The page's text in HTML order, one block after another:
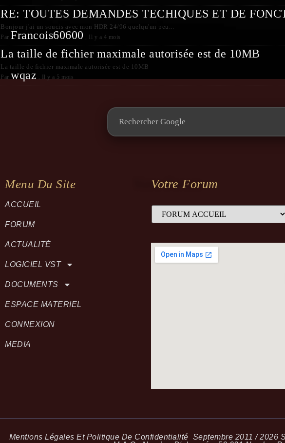
RE: TOUTES DEMANDES TECHIQUES ET DE
Bonjour j'ai un soucis avec mon HDR 24/96 quelqu'un peu...
Par Francois60600 , Il y a 4 mois
La taille de fichier maximale autorisée est de 10MB
La taille de fichier maximale autorisée est de 10MB
Par wqaz , Il y a 5 mois
Menu Du Site
ACCUEIL
FORUM
ACTUALITÉ
LOGICIEL VST
DOCUMENTS
ESPACE MATERIEL
CONNEXION
MEDIA
Votre Forum
Mentions Légales Et Politique De Confidentialité Septembre 2011 / 2026